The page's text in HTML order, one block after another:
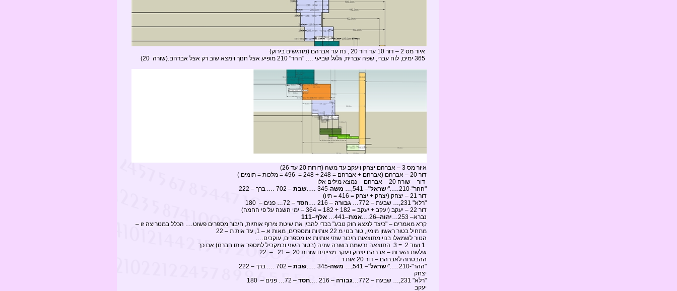
איור מס 2 – דור 10 עד דור 20 , נח עד אברהם (מודגשים בירוק)
איור מס 3 – אברהם יצחק ויעקב עד משה (דורות 20 עד 26)
דור 20 – אברהם (אברהם + אברהם = 248 + 248 = 496 = מלכות = תומים )
דור – שורה 20 – אברהם – נמצא מילים אלו-
"ההר"-210….."י
שראל"– 541,… משה-345 ….. שבת – 702 …. ברך – 222
דור 21 – יצחק (יצחק + יצחק = 416 = תיו)
"רלא" 231,… שבעת – 772…
גבורה – 216 …. חסד – 72… פנים – 180
דור 22 – יעקב (יעקב + יעקב = 182 + 182 = 364 – ימי השנה על פי החמה)
נברא– 253…
יהוה–26…. אמת–441…
אלף–111
קרא מאמרים – "כיצד למצא חוק טבע" בכדי להבין את שיטת צירוף אותיות, חיבור מספרים פשוט…. הכלל במטריצה זו –
מתחיל בטור ראשון מימין, טור בנוי מ 22 אותיות ומספרים, מאות א – 1, עד אות ת – 22
הטור לשמאלו בנוי מתוצאות חיבור שתי אותיות או מספרים, עוקבים….
שלשת האבות – אברהם יצחק ויעקב מציינים שורות 20 – 21 – 22
ההבטחה לאברהם – דור 20 אות ר
"ההר"-210….."י
שראל"– 541,… משה-345 ….. שבת – 702 …. ברך – 222
יצחק
"רלא" 231,… שבעת – 772…
גבורה – 216 …. חסד – 72… פנים – 180
יעקב